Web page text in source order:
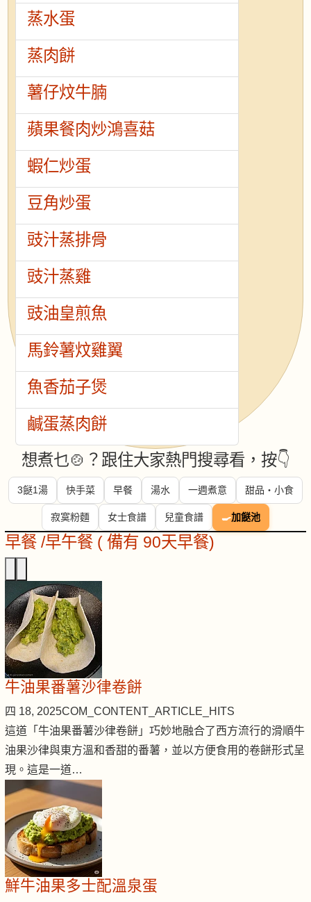
蒸水蛋
蒸肉餅
薯仔炆牛腩
蘋果餐肉炒鴻喜菇
蝦仁炒蛋
豆角炒蛋
豉汁蒸排骨
豉汁蒸雞
豉油皇煎魚
馬鈴薯炆雞翼
魚香茄子煲
鹹蛋蒸肉餅
想煮乜🍲？跟住大家熱門搜尋看，按👇
3餸1湯 快手菜 早餐 湯水 一週煮意 甜品・小食
寂寞粉麵 女士食譜 兒童食譜 🍳加餸池
早餐 /早午餐 ( 備有 90天早餐)
牛油果番薯沙律卷餅
四 18, 2025COM_CONTENT_ARTICLE_HITS
這道「牛油果番薯沙律卷餅」巧妙地融合了西方流行的滑順牛
油果沙律與東方溫和香甜的番薯，並以方便食用的卷餅形式呈
現。這是一道…
鮮牛油果多士配溫泉蛋